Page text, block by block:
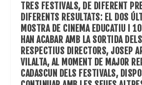
TRES FESTIVALS, DE DIFERENT
DIFERENTS RESULTATS: EL DOS
MOSTRA DE CINEMA EDUCATIU I
HAN ACABAR AMB LA SORTIDA
RESPECTIUS DIRECTORS, JOSEP
VILALTA, AL MOMENT DE MAJOR
CADASCUN DELS FESTIVALS,